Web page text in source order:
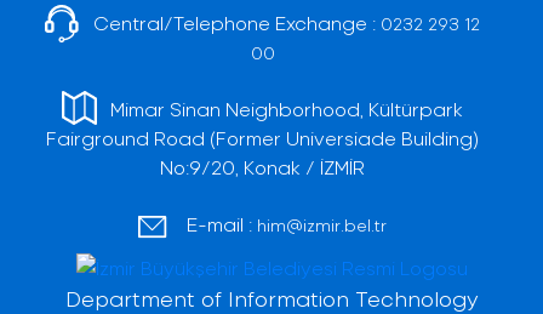
Central/Telephone Exchange : 0232 293 12
00
Mimar Sinan Neighborhood, Kültürpark
Fairground Road (Former Universiade Building)
No:9/20, Konak / İZMİR
E-mail : him@izmir.bel.tr
Department of Information Technology